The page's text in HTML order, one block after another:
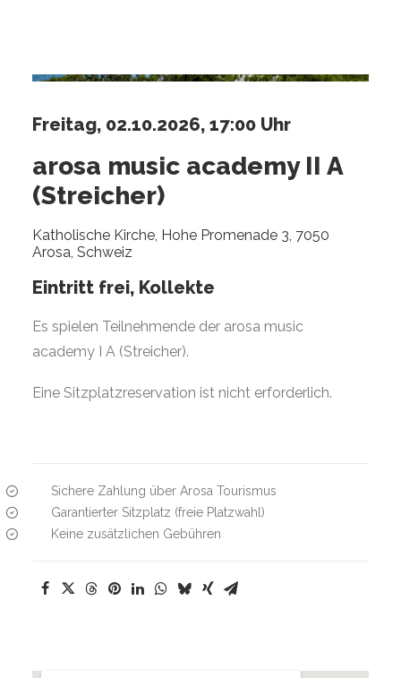
Freitag, 02.10.2026, 17:00 Uhr
arosa music academy II A
(Streicher)
Katholische Kirche, Hohe Promenade 3, 7050
Arosa, Schweiz
Eintritt frei, Kollekte
Es spielen Teilnehmende der arosa music
academy I A (Streicher).
Eine Sitzplatzreservation ist nicht erforderlich.
Sichere Zahlung über Arosa Tourismus
Garantierter Sitzplatz (freie Platzwahl)
Keine zusätzlichen Gebühren